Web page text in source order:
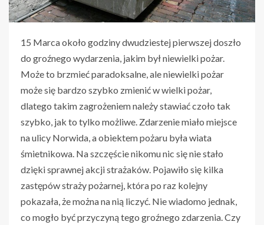
15 Marca około godziny dwudziestej pierwszej doszło
do groźnego wydarzenia, jakim był niewielki pożar.
Może to brzmieć paradoksalne, ale niewielki pożar
może się bardzo szybko zmienić w wielki pożar,
dlatego takim zagrożeniem należy stawiać czoło tak
szybko, jak to tylko możliwe. Zdarzenie miało miejsce
na ulicy Norwida, a obiektem pożaru była wiata
śmietnikowa. Na szczęście nikomu nic się nie stało
dzięki sprawnej akcji strażaków. Pojawiło się kilka
zastępów straży pożarnej, która po raz kolejny
pokazała, że można na nią liczyć. Nie wiadomo jednak,
co mogło być przyczyną tego groźnego zdarzenia. Czy